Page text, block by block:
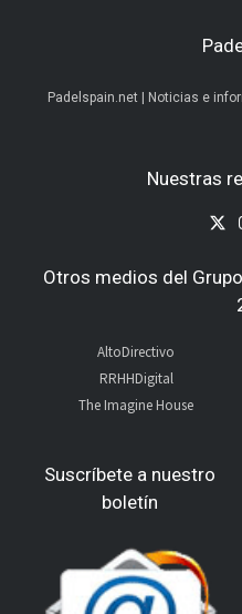
Padelspain.net | Noticias e
Nuestras
Otros medios del
AltoDirectivo
RRHHDigital
The Imagine House
Suscríbete a nuestro
boletín